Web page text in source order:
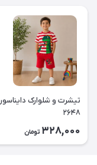
تیشرت و شلوارک دایناسور
۲۶۴۸
328,000 تومان